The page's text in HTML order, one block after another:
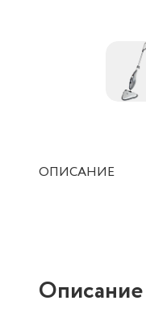
ОПИСАНИЕ
Описание